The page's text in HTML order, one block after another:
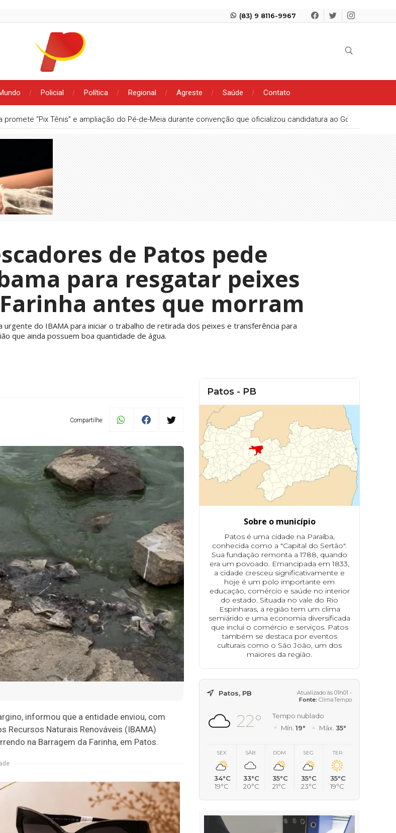
(83) 9 8116-9967
Policial Política Regional Agreste Saúde Contato
promete “Pix Tênis” e ampliação do Pé-de-Meia durante convenção que oficializou candidatura ao Governo da
de Patos pede
para resgatar peixes
antes que morram
do IBAMA para iniciar o trabalho de retirada dos peixes e transferência para
que ainda possuem boa quantidade de água.
Compartilhe:
informou que a entidade enviou, com
Recursos Naturais Renováveis (IBAMA)
na Barragem da Farinha, em Patos.
Patos - PB
Sobre o município
Patos é uma cidade na Paraíba,
conhecida como a "Capital do Sertão".
Sua fundação remonta a 1788, quando
era um povoado. Emancipada em 1833,
a cidade cresceu significativamente e
hoje é um polo importante em
educação, comércio e saúde no interior
do estado. Situada no vale do Rio
Espinharas, a região tem um clima
semiárido e uma economia diversificada
que inclui o comércio e serviços. Patos
também se destaca por eventos
culturais como o São João, um dos
maiores da região.
Patos, PB
Atualizado às 01h01 -
Fonte: ClimaTempo
22°
Tempo nublado
Mín. 19° Máx. 35°
SEX
34°C
19°C
SÁB
33°C
20°C
DOM
35°C
21°C
SEG
35°C
23°C
TER
35°C
19°C